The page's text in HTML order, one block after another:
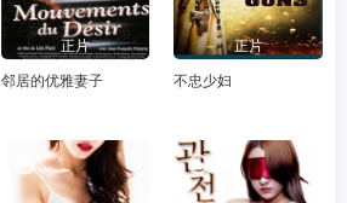
正片
邻居的优雅妻子
正片
不忠少妇